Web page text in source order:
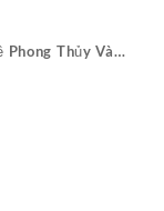
Thủy Và